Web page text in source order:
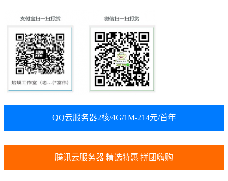
QQ云服务器2核/4G/1M-214元/首年
腾讯云服务器 精选特惠 拼团嗨购